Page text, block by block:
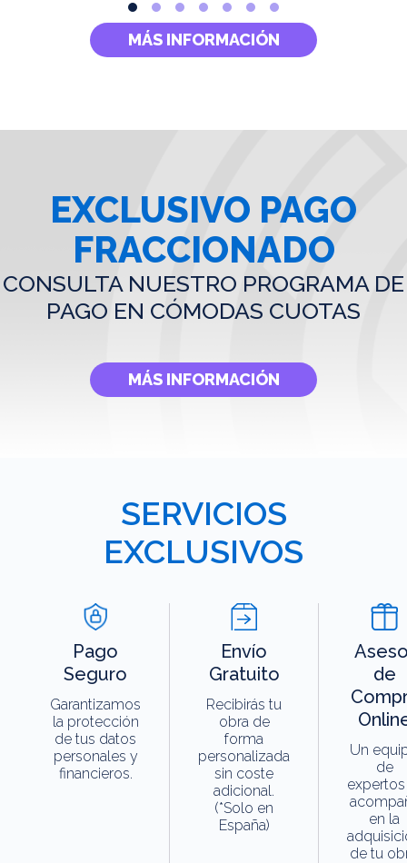
MÁS INFORMACIÓN
EXCLUSIVO PAGO
FRACCIONADO
CONSULTA NUESTRO PROGRAMA DE
PAGO EN CÓMODAS CUOTAS
MÁS INFORMACIÓN
SERVICIOS
EXCLUSIVOS
Pago
Seguro
Garantizamos
la protección
de tus datos
personales y
financieros.
Envío
Gratuito
Recibirás tu
obra de
forma
personalizada
sin coste
adicional.
(*Solo en
España)
de
Un
de
en la
de tu